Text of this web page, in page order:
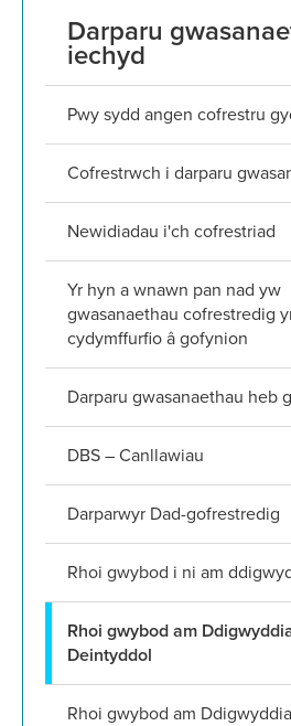
HIW
sub-
nav
Darparu
iechyd
Pwy sydd angen cofrestru
Cofrestrwch i darparu
Newidiadau i'ch cofrestriad
Yr hyn a wnawn pan nad yw
gwasanaethau cofrestredig
cydymffurfio â gofynion
Darparu gwasanaethau heb
DBS – Canllawiau
Darparwyr Dad-gofrestredig
Rhoi gwybod i ni am
Rhoi gwybod am
Deintyddol
Rhoi gwybod am